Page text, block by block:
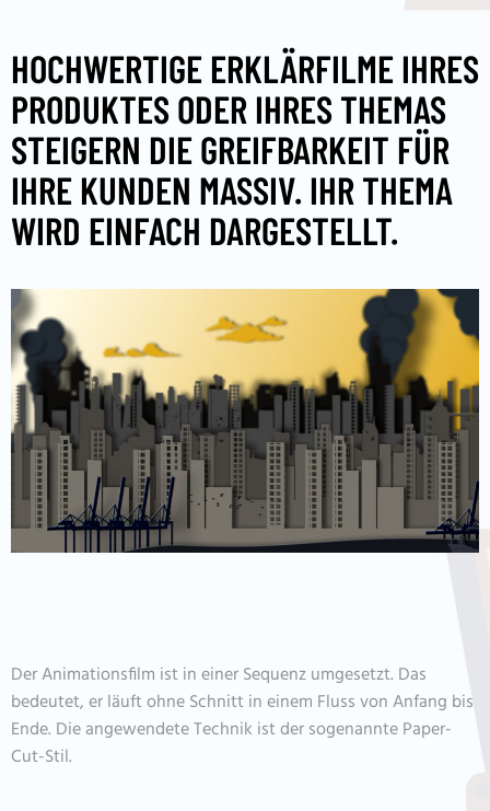
HOCHWERTIGE ERKLÄRFILME IHRES
PRODUKTES ODER IHRES THEMAS
STEIGERN DIE GREIFBARKEIT FÜR
IHRE KUNDEN MASSIV. IHR THEMA
WIRD EINFACH DARGESTELLT.
Der Animationsfilm ist in einer Sequenz umgesetzt. Das
bedeutet, er läuft ohne Schnitt in einem Fluss von Anfang bis
Ende. Die angewendete Technik ist der sogenannte Paper-
Cut-Stil.